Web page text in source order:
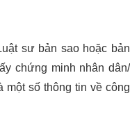
sư bản sao hoặc bản
chứng minh nhân dân/
một số thông tin về công